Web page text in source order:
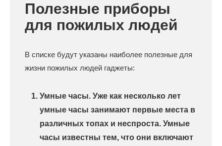
Полезные приборы
для пожилых людей
В списке будут указаны наиболее полезные для
жизни пожилых людей гаджеты:
Умные часы. Уже как несколько лет
умные часы занимают первые места в
различных топах и неспроста. Умные
часы известны тем, что они включают